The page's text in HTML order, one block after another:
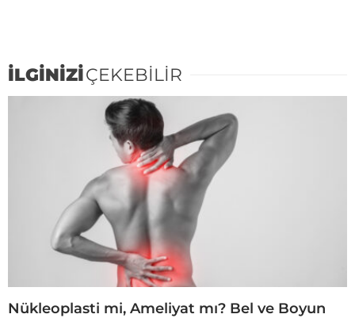
İLGİNİZİÇEKEBİLİR
Nükleoplasti mi, Ameliyat mı? Bel ve Boyun